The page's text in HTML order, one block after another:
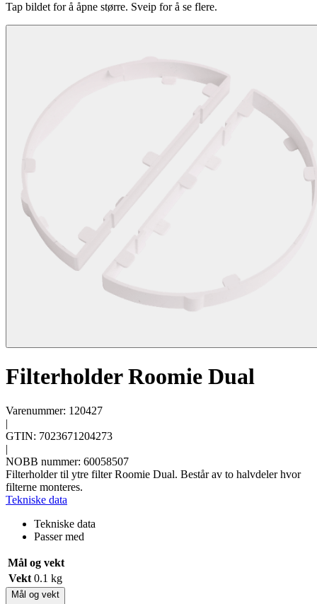
Tap bildet for å åpne større. Sveip for å se flere.
Filterholder Roomie Dual
Varenummer: 120427
|
GTIN: 7023671204273
|
NOBB nummer: 60058507
Filterholder til ytre filter Roomie Dual. Består av to halvdeler hvor
filterne monteres.
Tekniske data
Tekniske data
Passer med
Mål og vekt
Vekt 0.1 kg
Mål og vekt